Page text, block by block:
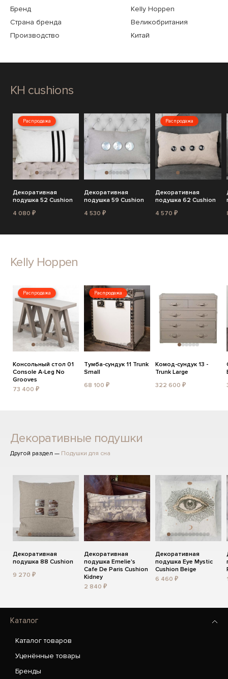
Бренд
Kelly Hoppen
Страна бренда
Великобритания
Производство
Китай
KH cushions
Распродажа
Декоративная
подушка 52 Cushion
4 080 ₽
Декоративная
подушка 59 Cushion
4 530 ₽
Распродажа
Декоративная
подушка 62 Cushion
4 570 ₽
Kelly Hoppen
Распродажа
Консольный стол 01
Console A-Leg No
Grooves
73 400 ₽
Распродажа
Тумба-сундук 11 Trunk
Small
68 100 ₽
Комод-сундук 13 -
Trunk Large
322 600 ₽
Декоративные подушки
Другой раздел — Подушки для сна
Декоративная
подушка 88 Cushion
9 270 ₽
Декоративная
подушка Emelie's
Cafe De Paris Cushion
Kidney
2 840 ₽
Декоративная
подушка Eye Mystic
Cushion Beige
6 460 ₽
Каталог
Каталог товаров
Уценённые товары
Бренды